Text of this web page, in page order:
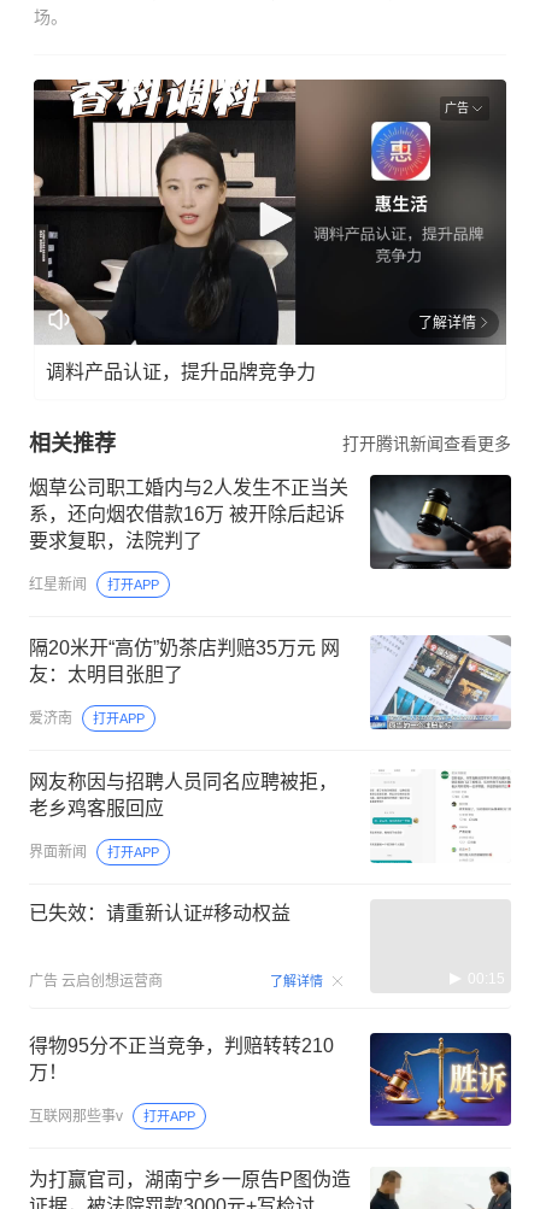
场。
广告
了解详情
调料产品认证，提升品牌竞争力
相关推荐 打开腾讯新闻查看更多
烟草公司职工婚内与2人发生不正当关
系，还向烟农借款16万 被开除后起诉
要求复职，法院判了
红星新闻 打开APP
隔20米开“高仿”奶茶店判赔35万元 网
友：太明目张胆了
爱济南 打开APP
网友称因与招聘人员同名应聘被拒，
老乡鸡客服回应
界面新闻 打开APP
已失效：请重新认证#移动权益
广告 云启创想运营商 了解详情 00:15
得物95分不正当竞争，判赔转转210
万！
互联网那些事v 打开APP
为打赢官司，湖南宁乡一原告P图伪造